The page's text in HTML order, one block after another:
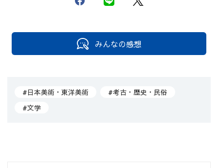
みんなの感想
#日本美術・東洋美術
#考古・歴史・民俗
#文学